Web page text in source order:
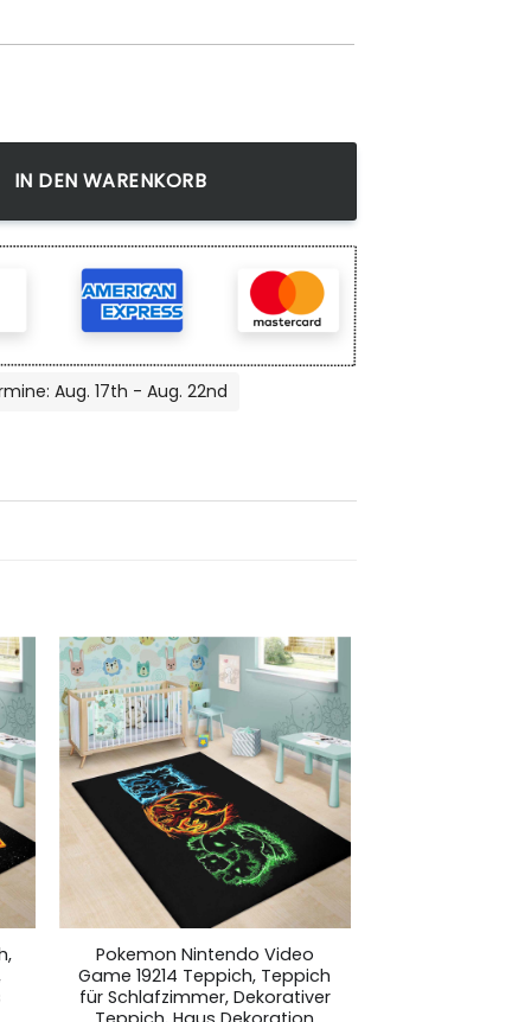
2 Teppich, Perfektes Geschenk für Gamer und
IN DEN WARENKORB
Aug. 17th - Aug. 22nd
Pokemon Nintendo Video
Game 19214 Teppich, Teppich
für Schlafzimmer, Dekorativer